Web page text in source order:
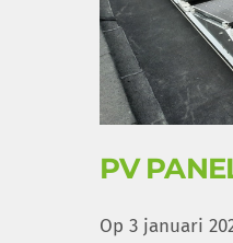
PV
Op 3 januari